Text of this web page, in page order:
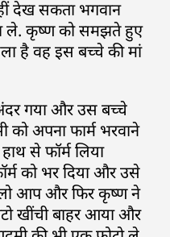
देख सकता भगवान
ले. कृष्ण को समझते हुए
है वह इस बच्चे की मां
गया और उस बच्चे
को अपना फार्म भरवाने
से फॉर्म लिया
को भर दिया और उसे
आप और फिर कृष्ण ने
खींची बाहर आया और